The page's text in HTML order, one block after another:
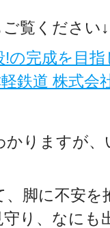
覧ください↓
!の完成を目
鉄道 株式会
りますが
脚に不安
り、なにも